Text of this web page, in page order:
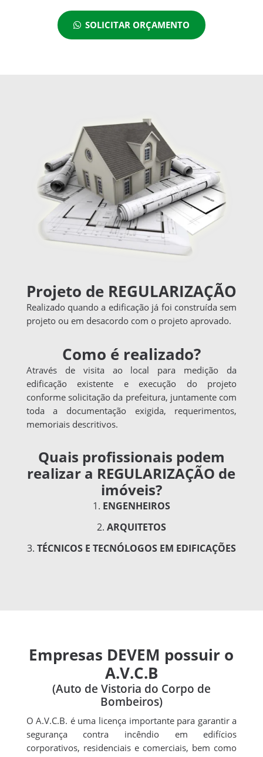
SOLICITAR ORÇAMENTO
Projeto de REGULARIZAÇÃO
Realizado quando a edificação já foi construída sem
projeto ou em desacordo com o projeto aprovado.
Como é realizado?
Através de visita ao local para medição da
edificação existente e execução do projeto
conforme solicitação da prefeitura, juntamente com
toda a documentação exigida, requerimentos,
memoriais descritivos.
Quais profissionais podem
realizar a REGULARIZAÇÃO de
imóveis?
ENGENHEIROS
ARQUITETOS
TÉCNICOS E TECNÓLOGOS EM EDIFICAÇÕES
Empresas DEVEM possuir o
A.V.C.B
(Auto de Vistoria do Corpo de
Bombeiros)
O A.V.C.B. é uma licença importante para garantir a
segurança contra incêndio em edifícios
corporativos, residenciais e comerciais, bem como